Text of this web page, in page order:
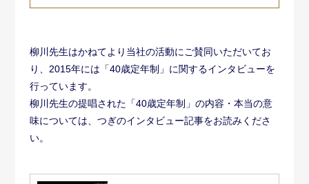
柳川先生はかねてより当社の活動にご賛同いただいてお
り、2015年には「40歳定年制」に関するインタビューを
行っています。
柳川先生の提唱された「40歳定年制」の内容・本当の意
味については、つぎのインタビュー記事をお読みくださ
い。